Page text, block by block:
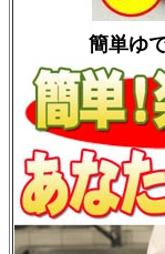
簡単ゆ